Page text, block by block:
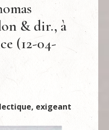
& dir., à
(12-04-
exigeant